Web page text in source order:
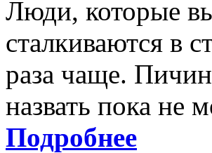
Люди, которые
сталкиваются в
раза чаще.
назвать пока не
Подробнее